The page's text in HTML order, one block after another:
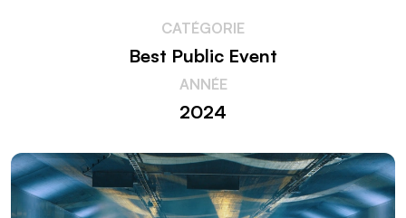
CATÉGORIE
Best Public Event
ANNÉE
2024